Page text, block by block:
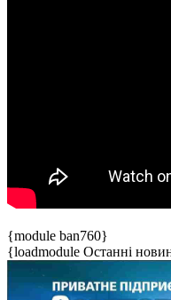
{module ban760}
{loadmodule Останні